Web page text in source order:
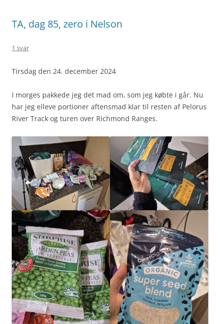
TA, dag 85, zero i Nelson
1 svar
Tirsdag den 24. december 2024
I morges pakkede jeg det mad om, som jeg købte i går. Nu
har jeg elleve portioner aftensmad klar til resten af Pelorus
River Track og turen over Richmond Ranges.